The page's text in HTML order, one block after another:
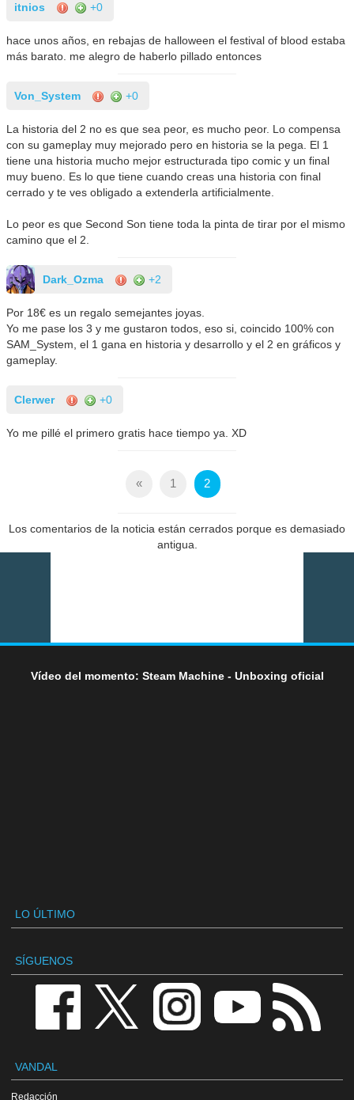
itnios +0
hace unos años, en rebajas de halloween el festival of blood estaba
más barato. me alegro de haberlo pillado entonces
Von_System +0
La historia del 2 no es que sea peor, es mucho peor. Lo compensa
con su gameplay muy mejorado pero en historia se la pega. El 1
tiene una historia mucho mejor estructurada tipo comic y un final
muy bueno. Es lo que tiene cuando creas una historia con final
cerrado y te ves obligado a extenderla artificialmente.
Lo peor es que Second Son tiene toda la pinta de tirar por el mismo
camino que el 2.
Dark_Ozma +2
Por 18€ es un regalo semejantes joyas.
Yo me pase los 3 y me gustaron todos, eso si, coincido 100% con
SAM_System, el 1 gana en historia y desarrollo y el 2 en gráficos y
gameplay.
Clerwer +0
Yo me pillé el primero gratis hace tiempo ya. XD
« 1 2
Los comentarios de la noticia están cerrados porque es demasiado
antigua.
Vídeo del momento: Steam Machine - Unboxing oficial
LO ÚLTIMO
SÍGUENOS
VANDAL
Redacción